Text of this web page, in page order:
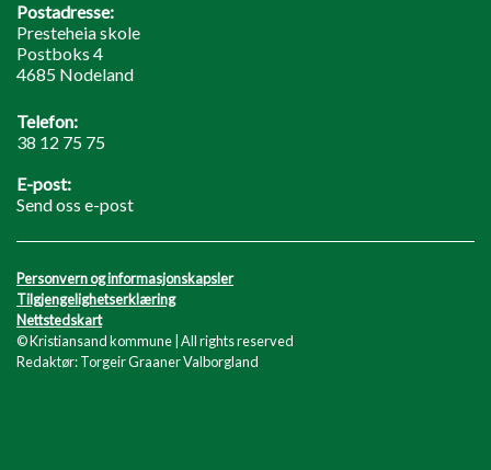
Postadresse:
Presteheia skole
Postboks 4
4685 Nodeland
Telefon:
38 12 75 75
E-post:
Send oss e-post
Personvern og informasjonskapsler
Tilgjengelighetserklæring
Nettstedskart
© Kristiansand kommune | All rights reserved
Redaktør: Torgeir Graaner Valborgland